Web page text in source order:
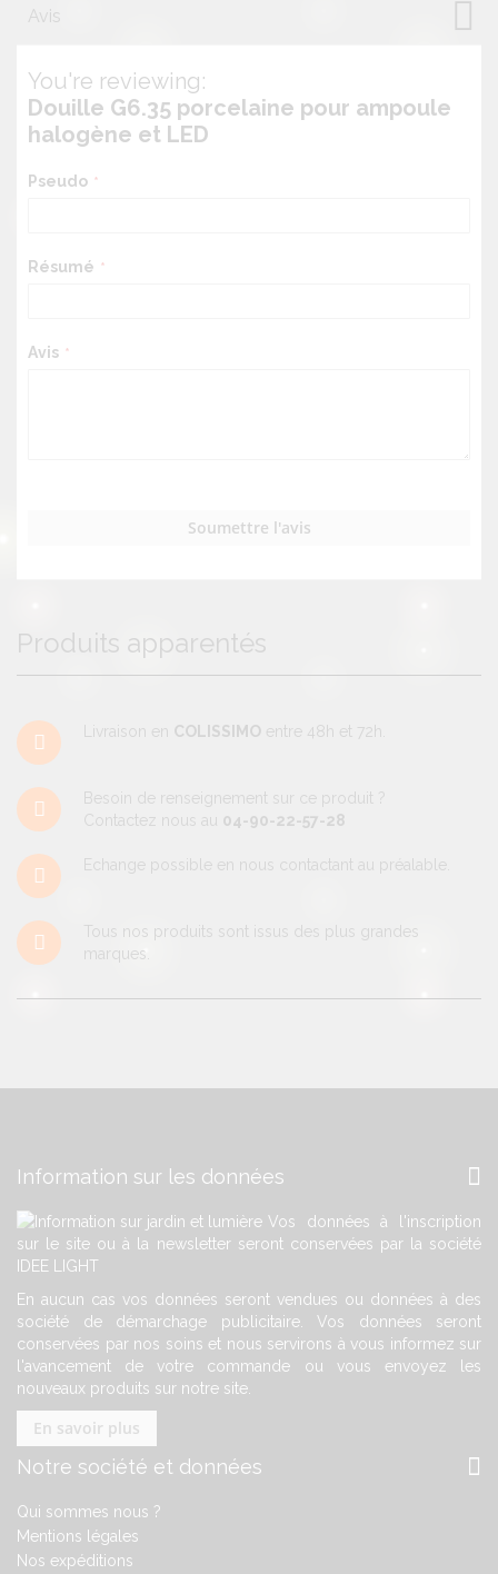
Produits apparentés
Livraison en COLISSIMO entre 48h et 72h.
Besoin de renseignement sur ce produit ?
Contactez nous au 04-90-22-57-28
Echange possible en nous contactant au préalable.
Tous nos produits sont issus des plus grandes
marques.
Avis
You're reviewing:
Douille G6.35 porcelaine pour ampoule
halogène et LED
Pseudo
Résumé
Avis
Soumettre l'avis
Information sur les données
Vos données à l'inscription
sur le site ou à la newsletter seront conservées par la société
IDEE LIGHT
En aucun cas vos données seront vendues ou données à des
société de démarchage publicitaire. Vos données seront
conservées par nos soins et nous servirons à vous informez sur
l'avancement de votre commande ou vous envoyez les
nouveaux produits sur notre site.
En savoir plus
Notre société et données
Qui sommes nous ?
Mentions légales
Nos expéditions